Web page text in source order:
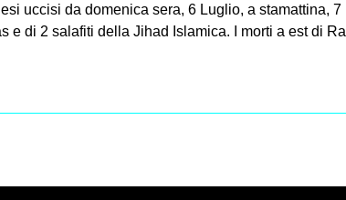
uccisi da domenica sera, 6 Luglio, a stamattina,
e di 2 salafiti della Jihad Islamica. I morti a est di